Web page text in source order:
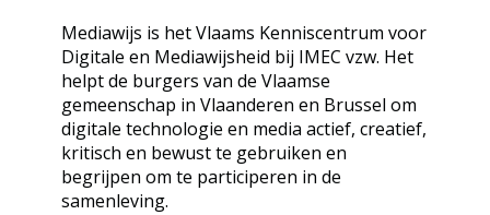
Mediawijs is het Vlaams Kenniscentrum voor
Digitale en Mediawijsheid bij IMEC vzw. Het
helpt de burgers van de Vlaamse
gemeenschap in Vlaanderen en Brussel om
digitale technologie en media actief, creatief,
kritisch en bewust te gebruiken en
begrijpen om te participeren in de
samenleving.